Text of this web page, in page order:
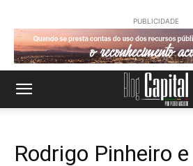
PUBLICIDADE
Rodrigo Pinheiro